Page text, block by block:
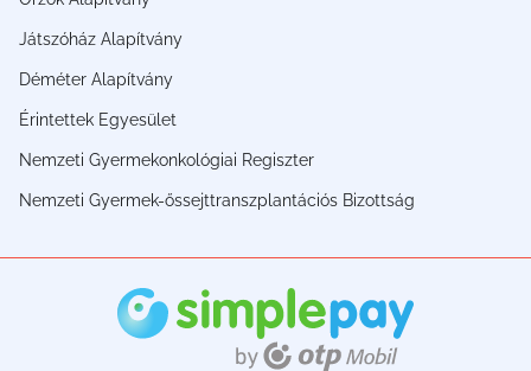
Játszóház Alapítvány
Déméter Alapítvány
Érintettek Egyesület
Nemzeti Gyermekonkológiai Regiszter
Nemzeti Gyermek-őssejttranszplantációs Bizottság